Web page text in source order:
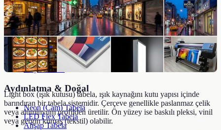
Plastik & Akrilik
Pleksi Tabela
Akrilik Tabela
PVC Tabela
Vinil Tabela
Folyo Tabela
Aydınlatma & Doğal
Neon (Cam) Tabela
LED Flex Tabela
Ahşap Tabela
Light box (ışık kutusu) tabela, ışık kaynağını kutu yapısı içinde
barındıran bir tabela sistemidir. Çerçeve genellikle paslanmaz çelik
veya alüminyum profilden üretilir. Ön yüzey ise baskılı pleksi, vinil
veya gergin kumaş (tekstil) olabilir.